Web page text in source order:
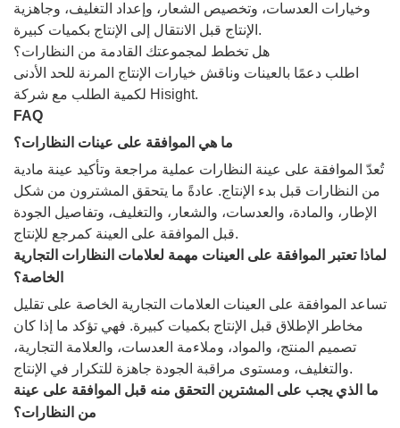
وخيارات العدسات، وتخصيص الشعار، وإعداد التغليف، وجاهزية
الإنتاج قبل الانتقال إلى الإنتاج بكميات كبيرة.
هل تخطط لمجموعتك القادمة من النظارات؟
اطلب دعمًا بالعينات وناقش خيارات الإنتاج المرنة للحد الأدنى
لكمية الطلب مع شركة Hisight.
FAQ
ما هي الموافقة على عينات النظارات؟
تُعدّ الموافقة على عينة النظارات عملية مراجعة وتأكيد عينة مادية
من النظارات قبل بدء الإنتاج. عادةً ما يتحقق المشترون من شكل
الإطار، والمادة، والعدسات، والشعار، والتغليف، وتفاصيل الجودة
قبل الموافقة على العينة كمرجع للإنتاج.
لماذا تعتبر الموافقة على العينات مهمة لعلامات النظارات التجارية
الخاصة؟
تساعد الموافقة على العينات العلامات التجارية الخاصة على تقليل
مخاطر الإطلاق قبل الإنتاج بكميات كبيرة. فهي تؤكد ما إذا كان
تصميم المنتج، والمواد، وملاءمة العدسات، والعلامة التجارية،
والتغليف، ومستوى مراقبة الجودة جاهزة للتكرار في الإنتاج.
ما الذي يجب على المشترين التحقق منه قبل الموافقة على عينة
من النظارات؟